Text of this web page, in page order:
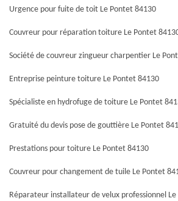
Urgence pour fuite de toit Le Pontet 84130
Couvreur pour réparation toiture Le Pontet
Société de couvreur zingueur charpentier Le
Entreprise peinture toiture Le Pontet 84130
Spécialiste en hydrofuge de toiture Le Pontet
Gratuité du devis pose de gouttière Le Pontet
Prestations pour toiture Le Pontet 84130
Couvreur pour changement de tuile Le Pontet
Réparateur installateur de velux professionnel